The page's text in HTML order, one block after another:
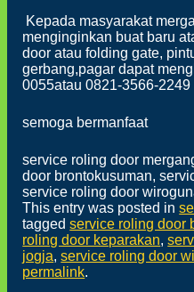
Kepada masyarakat
menginginkan buat baru
door atau folding gate,
gerbang,pagar dapat
0055atau 0821-3566-2249
semoga bermanfaat
service roling door
door brontokusuman,
service roling door
This entry was posted in
taggedservice roling door
roling door keparakan,
jogja,service roling door
permalink.